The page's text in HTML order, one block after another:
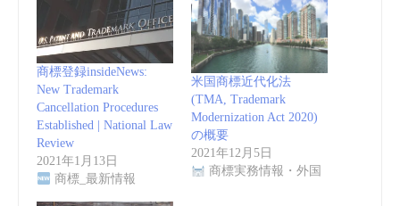
商標登録insideNews:
New Trademark
Cancellation Procedures
Established | National Law
Review
2021年1月13日
商標_最新情報
米国商標近代化法
(TMA, Trademark
Modernization Act 2020)
の概要
2021年12月5日
商標実務情報・外国